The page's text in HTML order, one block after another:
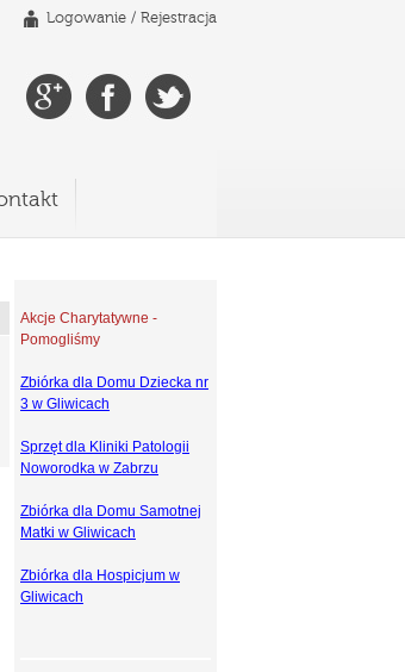
Logowanie / Rejestracja
Akcje Charytatywne -
Pomogliśmy
Zbiórka dla Domu Dziecka nr
3 w Gliwicach
Sprzęt dla Kliniki Patologii
Noworodka w Zabrzu
Zbiórka dla Domu Samotnej
Matki w Gliwicach
Zbiórka dla Hospicjum w
Gliwicach